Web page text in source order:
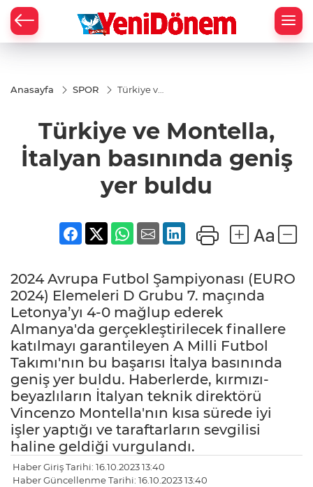
Anasayfa SPOR
Türkiye ve
geniş yer
Türkiye ve Montella,
İtalyan basınında geniş
yer buldu
2024 Avrupa Futbol Şampiyonası (EURO
2024) Elemeleri D Grubu 7. maçında
Letonya’yı 4-0 mağlup ederek
Almanya'da gerçekleştirilecek finallere
katılmayı garantileyen A Milli Futbol
Takımı'nın bu başarısı İtalya basınında
geniş yer buldu. Haberlerde, kırmızı-
beyazlıların İtalyan teknik direktörü
Vincenzo Montella'nın kısa sürede iyi
işler yaptığı ve taraftarların sevgilisi
haline geldiği vurgulandı.
Haber Giriş Tarihi: 16.10.2023 13:40
Haber Güncellenme Tarihi: 16.10.2023 13:40